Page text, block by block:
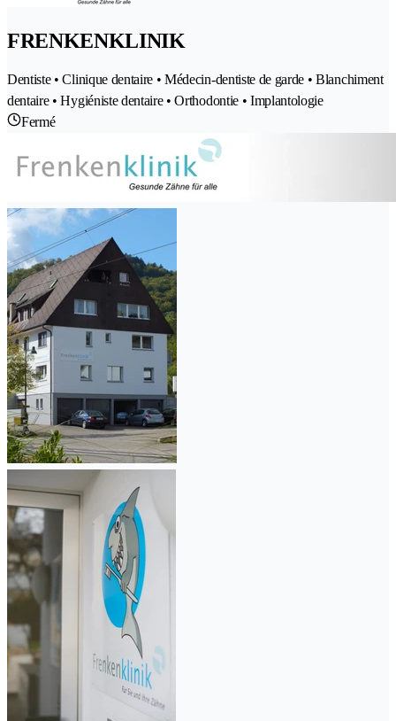
FRENKENKLINIK
Dentiste • Clinique dentaire • Médecin-dentiste de garde • Blanchiment
dentaire • Hygiéniste dentaire • Orthodontie • Implantologie
Fermé